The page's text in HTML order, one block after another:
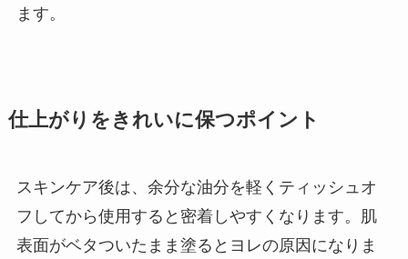
ます。
仕上がりをきれいに保つポイント
スキンケア後は、余分な油分を軽くティッシュオ
フしてから使用すると密着しやすくなります。肌
表面がベタついたまま塗るとヨレの原因になりま